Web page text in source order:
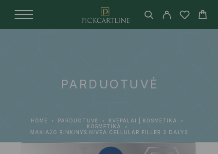
PARDUOTUVĖ
HOME PARDUOTUVĖ
KVEPALAI | KOSMETIKA
KOSMETIKA
MAKIAŽO RINKINYS NIVEA CELLULAR FILLER 2 DALYS